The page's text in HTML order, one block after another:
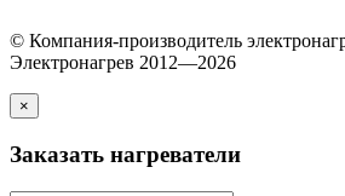
© Компания-производитель
Электронагрев 2012—2026
×
Заказать нагреватели